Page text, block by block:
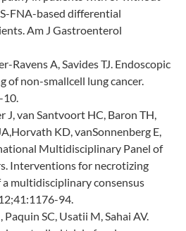
FNA-based differential
Am J Gastroenterol
Ravens A, Savides TJ. Endoscopic
of non-smallcell lung cancer.
10.
J, van Santvoort HC, Baron TH,
KD, vanSonnenberg E,
Multidisciplinary Panel of
Interventions for necrotizing
multidisciplinary consensus
94.
SC, Usatii M, Sahai AV.